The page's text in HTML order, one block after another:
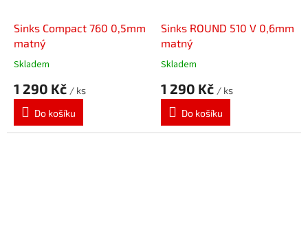
Sinks Compact 760 0,5mm
matný
Skladem
1 290 Kč / ks
Do košíku
Sinks ROUND 510 V 0,6mm
matný
Skladem
1 290 Kč / ks
Do košíku